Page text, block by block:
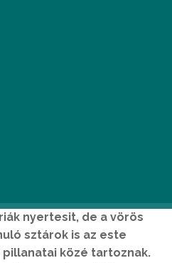
nyertesit, de a vörös
sztárok is az este
közé tartoznak.